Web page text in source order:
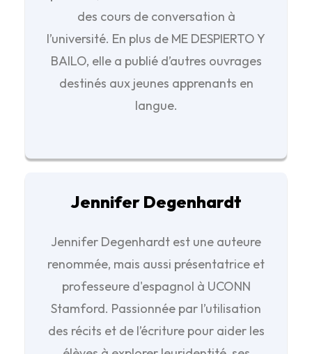
des cours de conversation à
l’université. En plus de ME DESPIERTO Y
BAILO, elle a publié d’autres ouvrages
destinés aux jeunes apprenants en
langue.
Jennifer Degenhardt
Jennifer Degenhardt est une auteure
renommée, mais aussi présentatrice et
professeure d'espagnol à UCONN
Stamford. Passionnée par l’utilisation
des récits et de l’écriture pour aider les